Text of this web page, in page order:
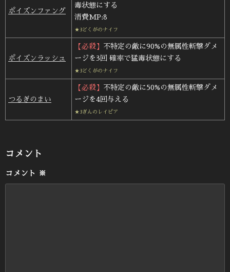
ポイズンファング
毒状態にする
消費MP:8
★3どくがのナイフ
ポイズンラッシュ
【必殺】 不特定の敵に90%の無属性斬撃ダメ
ージを3回 確率で猛毒状態にする
★3どくがのナイフ
つるぎのまい
【必殺】 不特定の敵に50%の無属性斬撃ダメ
ージを4回与える
★3ぎんのレイピア
コメント
コメント ※